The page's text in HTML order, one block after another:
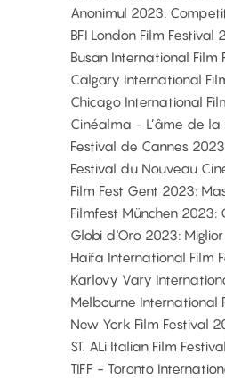
Anonimul 2023:
BFI London Film Festival
Busan International Film
Calgary International
Chicago International
Cinéalma - L’âme de
Festival de Cannes
Festival du Nouveau
Film Fest Gent 2023:
Filmfest München 2023:
Globi d'Oro 2023: Miglior
Haifa International Film
Karlovy Vary
Melbourne International
New York Film Festival
ST. ALi Italian Film
TIFF - Toronto